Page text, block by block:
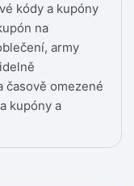
kódy a kupóny
na
army
časově omezené
kupóny a